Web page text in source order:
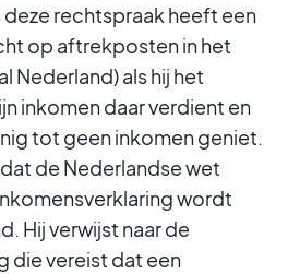
deze rechtspraak heeft een
op aftrekposten in het
Nederland) als hij het
inkomen daar verdient en
tot geen inkomen geniet.
de Nederlandse wet
wordt
Hij verwijst naar de
die vereist dat een